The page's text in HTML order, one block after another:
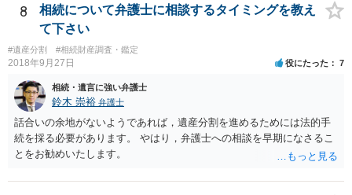
8
相続について弁護士に相談するタイミングを教え
て下さい
#遺産分割 #相続財産調査・鑑定
2018年9月27日 役にたった 7
相続・遺言に強い弁護士
鈴木 崇裕 弁護士
話合いの余地がないようであれば，遺産分割を進めるためには法的手
続を採る必要があります。 やはり，弁護士への相談を早期になさるこ
とをお勧めいたします。